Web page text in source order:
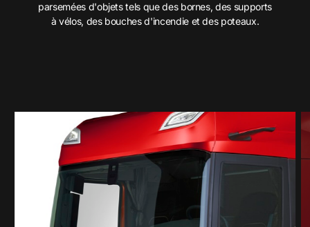
parsemées d'objets tels que des bornes, des supports
à vélos, des bouches d'incendie et des poteaux.